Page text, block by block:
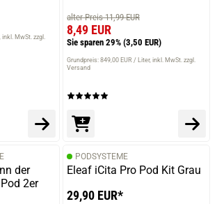
inkl. MwSt. zzgl.
alter Preis 11,99 EUR
8,49 EUR
Sie sparen 29% (3,50 EUR)
Grundpreis: 849,00 EUR / Liter inkl. MwSt. zzgl.
Versand
der
2er
PODSYSTEME
Eleaf iCita Pro Pod Kit Grau
29,90 EUR*